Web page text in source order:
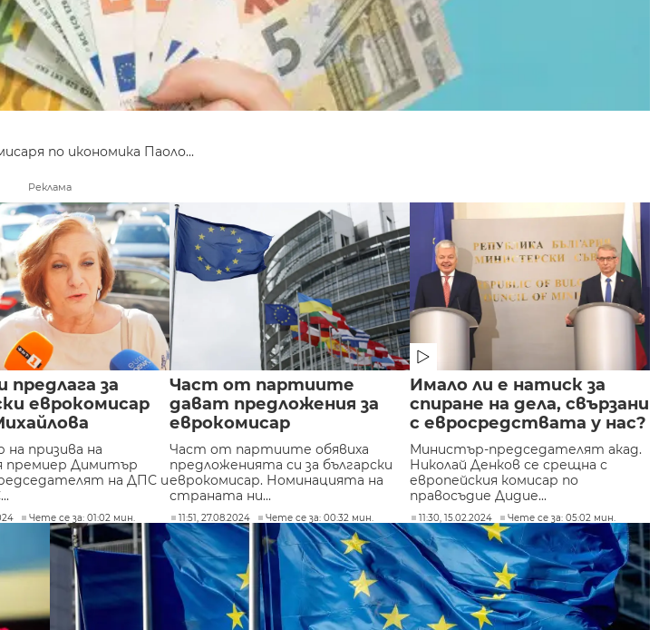
по икономика Паоло...
Реклама
предлага за
еврокомисар
призива на
премиер Димитър
на ДПС и
Чете се за: 01:02 мин.
Част от партиите
дават предложения за
еврокомисар
Част от партиите обявиха
предложенията си за български
еврокомисар. Номинацията на
страната ни...
11:51, 27.08.2024 Чете се за: 00:32 мин.
Имало ли е натиск за
спиране на дела, свързани
с евросредствата у нас?
Министър-председателят акад.
Николай Денков се срещна с
европейския комисар по
правосъдие Дидие...
11:30, 15.02.2024 Чете се за: 05:02 мин.